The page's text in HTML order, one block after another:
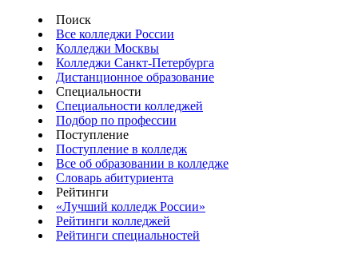
Поиск
Все колледжи России
Колледжи Москвы
Колледжи Санкт-Петербурга
Дистанционное образование
Специальности
Специальности колледжей
Подбор по профессии
Поступление
Поступление в колледж
Все об образовании в колледже
Словарь абитуриента
Рейтинги
«Лучший колледж России»
Рейтинги колледжей
Рейтинги специальностей